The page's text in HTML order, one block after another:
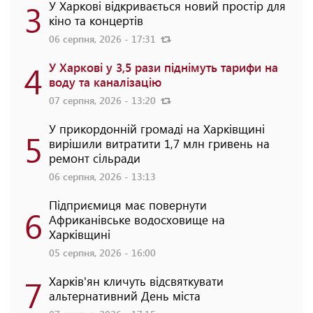
3 У Харкові відкривається новий простір для
кіно та концертів
06 серпня, 2026 - 17:31
4 У Харкові у 3,5 рази піднімуть тарифи на
воду та каналізацію
07 серпня, 2026 - 13:20
5 У прикордонній громаді на Харківщині
вирішили витратити 1,7 млн гривень на
ремонт сільради
06 серпня, 2026 - 13:13
6 Підприємиця має повернути
Африканівське водосховище на
Харківщині
05 серпня, 2026 - 16:00
7 Харків'ян кличуть відсвяткувати
альтернативний День міста